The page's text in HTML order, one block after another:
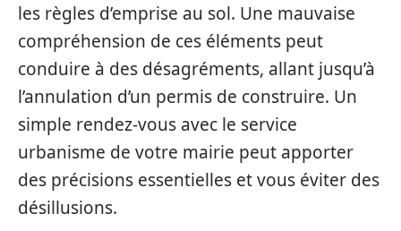
les règles d’emprise au sol. Une mauvaise
compréhension de ces éléments peut
conduire à des désagréments, allant jusqu’à
l’annulation d’un permis de construire. Un
simple rendez-vous avec le service
urbanisme de votre mairie peut apporter
des précisions essentielles et vous éviter des
désillusions.